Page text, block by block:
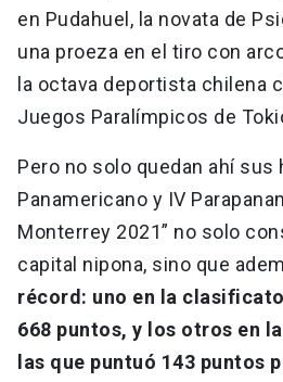
en Pudahuel, la novata de
una proeza en el tiro con
la octava deportista chilena
Juegos Paralímpicos de
Pero no solo quedan ahí sus
Panamericano y IV
Monterrey 2021” no solo
capital nipona, sino que
récord: uno en la
668 puntos, y los otros en
las que puntuó 143 puntos